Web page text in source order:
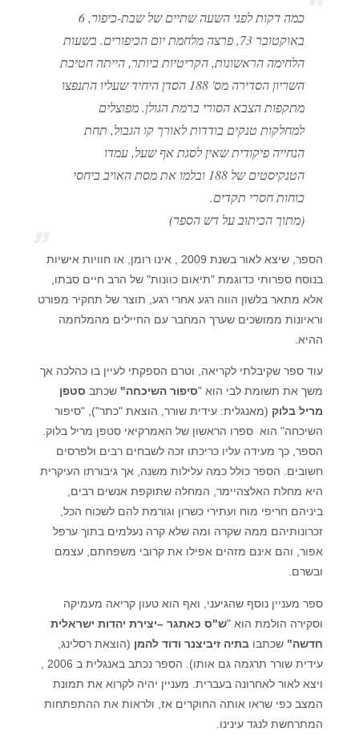
כמה דקות לפני השעה שתיים של שבת-כיפור, 6
באוקטובר 73, פרצה מלחמת יום הכיפורים. בשעות
הלחימה הראשונות, הקריטיות ביותר, הייתה חטיבת
השריון הסדירה מס' 188 הסדן היחיד שעליו התנפצו
מתקפות הצבא הסורי ברמת הגולן. מפוצלים
למחלקות טנקים בודדות לאורך קו הגבול, תחת
הנחייה פיקודית שאין לסגת אף שעל, עמדו
הטנקיסטים של 188 ובלמו את מסת האויב ביחסי
כוחות חסרי תקדים.
(מתוך הכיתוב על דש הספר)
הספר, שיצא לאור בשנת 2009 , אינו רומן, או חוויות אישיות
בנוסח ספרותי כדוגמת "תיאום כוונות" של הרב חיים סבתו,
אלא מתאר בלשון הווה רגע אחרי רגע, תוצר של תחקיר מפורט
וראיונות ממושכים שערך המחבר עם החיילים מהמלחמה
ההיא.
עוד ספר שקיבלתי לקריאה, וטרם הספקתי לעיין בו כהלכה אך
משך את תשומת לבי הוא "סיפור השיכחה" שכתב סטפן
מריל בלוק(מאנגלית: עידית שורר, הוצאת "כתר"), "סיפור
השיכחה" הוא ספרו הראשון של האמרקיאי סטפן מריל בלוק.
הספר, כך מעידה עליו כריכתו זכה לשבחים רבים ולפרסים
חשובים. הספר כולל כמה עלילות משנה, אך גיבורתו העיקרית
היא מחלת האלצהיימר, המחלה שתוקפת אנשים רבים,
ביניהם חריפי מוח ועתירי כשרון וגורמת להם לשכוח הכל,
זכרונותיהם ממה שקרה ומה שלא קרה נעלמים בתוך ערפל
אפור, והם אינם מזהים אפילו את קרובי משפחתם, עצמם
ובשרם.
ספר מעניין נוסף שהגיעני, ואף הוא טעון קריאה מעמיקה
וסקירה הולמת הוא "ש"ס כאתגר –יצירת יהדות ישראלית
חדשה" שכתבו בתיה זיביצנר ודוד להמן (הוצאת רסלינג,
ויצא לאור לאחרונה בעברית. מעניין יהיה לקרוא את תמונת
המצב כפי שראו אותה החוקרים אז, ולראות את ההתפתחות
המתרחשת לנגד עינינו.